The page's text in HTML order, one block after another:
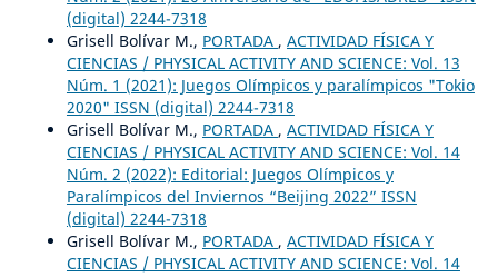
(digital) 2244-7318
Grisell Bolívar M., PORTADA , ACTIVIDAD FÍSICA Y
CIENCIAS / PHYSICAL ACTIVITY AND SCIENCE: Vol. 13
Núm. 1 (2021): Juegos Olímpicos y paralímpicos "Tokio
2020" ISSN (digital) 2244-7318
Grisell Bolívar M., PORTADA , ACTIVIDAD FÍSICA Y
CIENCIAS / PHYSICAL ACTIVITY AND SCIENCE: Vol. 14
Núm. 2 (2022): Editorial: Juegos Olímpicos y
Paralímpicos del Inviernos “Beijing 2022” ISSN
(digital) 2244-7318
Grisell Bolívar M., PORTADA , ACTIVIDAD FÍSICA Y
CIENCIAS / PHYSICAL ACTIVITY AND SCIENCE: Vol. 14